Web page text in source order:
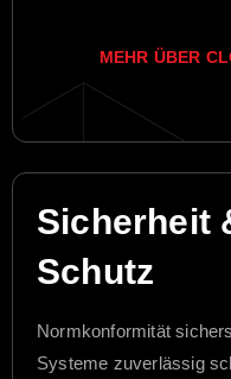
MEHR ÜBER
Sicherheit
Schutz
Normkonformität
Systeme zuverlässig